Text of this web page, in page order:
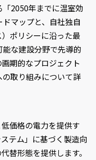
2050年までに温室効
マップと、自社独自
ポリシーに沿った最
な建設分野で先導的
期的なプロジェクト
取り組みについて詳
価格の電力を提供す
テム」に基づく製造向
替形態を提供します。